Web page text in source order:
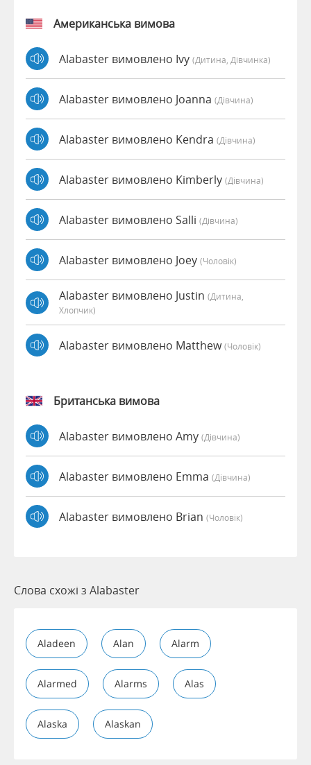
Американська вимова
Alabaster вимовлено Ivy (дитина, Дівчинка)
Alabaster вимовлено Joanna (дівчина)
Alabaster вимовлено Kendra (дівчина)
Alabaster вимовлено Kimberly (дівчина)
Alabaster вимовлено Salli (дівчина)
Alabaster вимовлено Joey (чоловік)
Alabaster вимовлено Justin (дитина,
Хлопчик)
Alabaster вимовлено Matthew(чоловік)
Британська вимова
Alabaster вимовлено Amy (дівчина)
Alabaster вимовлено Emma (дівчина)
Alabaster вимовлено Brian (чоловік)
Слова схожі з Alabaster
Aladeen Alan Alarm
Alarmed Alarms Alas
Alaska Alaskan